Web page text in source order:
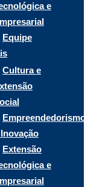
e
Equipe
Cultura e
Empreendedorismo
Extensão
e